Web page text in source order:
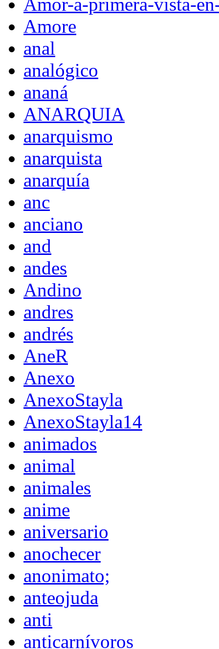
Amor-a-primera-vista-
Amore
anal
analógico
ananá
ANARQUIA
anarquismo
anarquista
anarquía
anc
anciano
and
andes
Andino
andres
andrés
AneR
Anexo
AnexoStayla
AnexoStayla14
animados
animal
animales
anime
aniversario
anochecer
anonimato;
anteojuda
anti
anticarnívoros